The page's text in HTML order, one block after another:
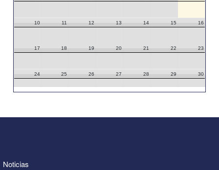
10 11 12 13 14 15 16
17 18 19 20 21 22 23
24 25 26 27 28 29 30
Noticias